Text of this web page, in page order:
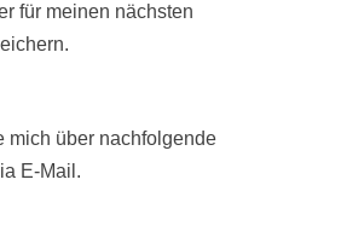
für meinen nächsten
mich über nachfolgende
E-Mail.